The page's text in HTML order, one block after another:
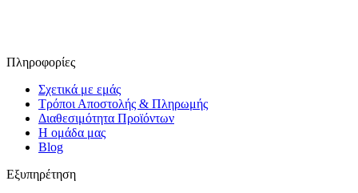
Πληροφορίες
Σχετικά με εμάς
Τρόποι Αποστολής & Πληρωμής
Διαθεσιμότητα Προϊόντων
Η ομάδα μας
Blog
Εξυπηρέτηση